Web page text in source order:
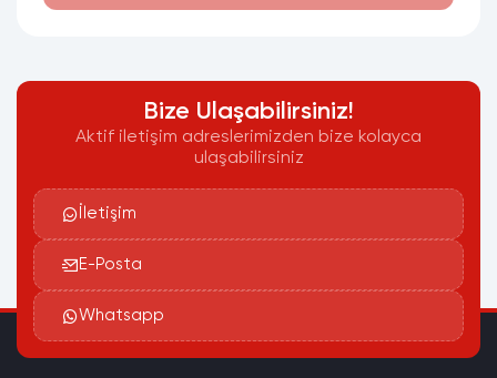
Bize Ulaşabilirsiniz!
Aktif iletişim adreslerimizden bize kolayca
ulaşabilirsiniz
İletişim
E-Posta
Whatsapp